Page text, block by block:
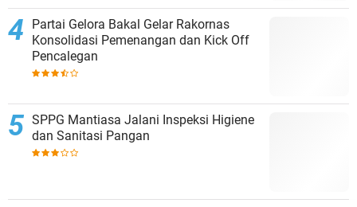
Partai Gelora Bakal Gelar Rakornas
Konsolidasi Pemenangan dan Kick Off
Pencalegan
SPPG Mantiasa Jalani Inspeksi Higiene
dan Sanitasi Pangan